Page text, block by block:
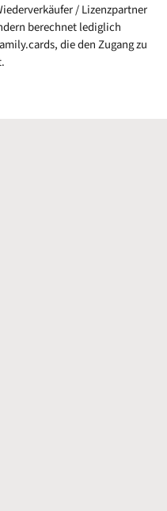
/ Lizenzpartner
berechnet lediglich
die den Zugang zu